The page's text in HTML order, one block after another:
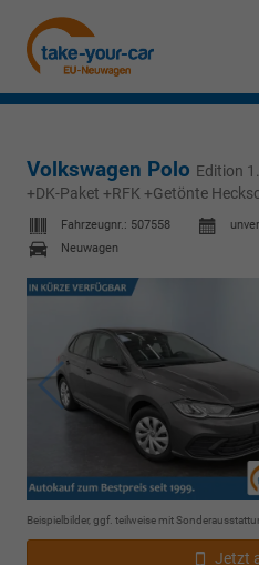
Volkswagen Polo Edition
+DK-Paket +RFK +Getönte
Fahrzeugnr.: 507558
Neuwagen
Beispielbilder, ggf. teilweise mit
Jetzt